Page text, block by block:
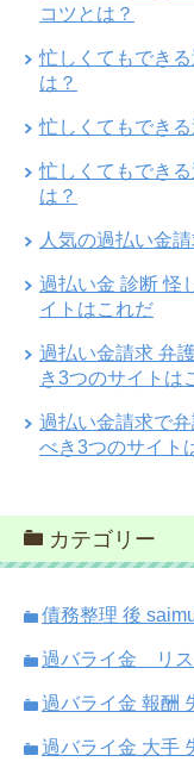
コツとは？
忙しくてもでき
は？
忙しくてもでき
忙しくてもでき
は？
人気の過払い金
過払い金 診断 怪
イトはこれだ
過払い金請求 弁
き3つのサイトは
過払い金請求で
べき3つのサイト
カテゴリー
債務整理 後
過バライ金 リス
過バライ金 報酬
過バライ金 大手